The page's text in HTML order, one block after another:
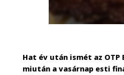
Hat év után ismét az
miután a vasárnap esti